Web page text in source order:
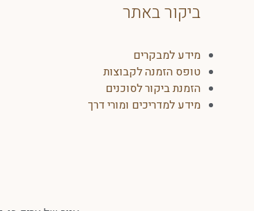
ביקור באתר
מידע למבקרים
טופס הזמנה לקבוצות
הזמנת ביקור לסוכנים
מידע למדריכים ומורי דרך